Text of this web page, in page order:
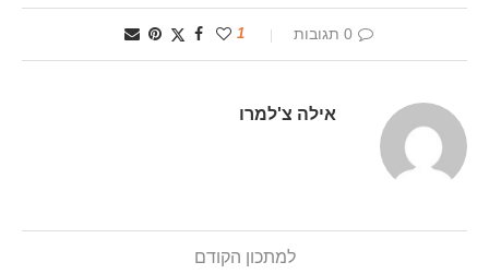
0 תגובות 1
אילה צ'למרו
למתכון הקודם